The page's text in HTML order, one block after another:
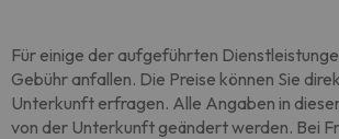
Für einige der aufgeführten
Gebühr anfallen. Die Preise können Sie
Unterkunft erfragen. Alle Angaben in
von der Unterkunft geändert werden. Bei